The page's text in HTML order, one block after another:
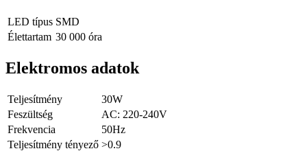
LED típus SMD
Élettartam 30 000 óra
Elektromos adatok
Teljesítmény
30W
Feszültség
AC: 220-240V
Frekvencia
50Hz
Teljesítmény tényező >0.9